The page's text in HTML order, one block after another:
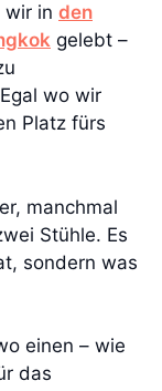
wir in den
gelebt –
wo wir
Platz fürs
manchmal
Stühle. Es
sondern was
einen – wie
das